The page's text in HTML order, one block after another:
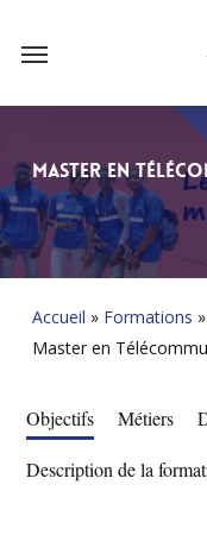
content
Menu
Master en
Accueil » Formations »
Master en
Objectifs Métiers
Description de la